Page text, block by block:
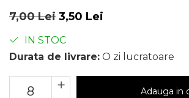
7,00 Lei 3,50 Lei
IN STOC
Durata de livrare: O zi lucratoare
Adauga in